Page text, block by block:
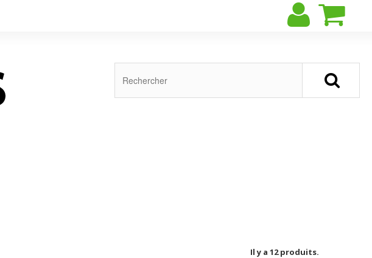
Il y a 12 produits.